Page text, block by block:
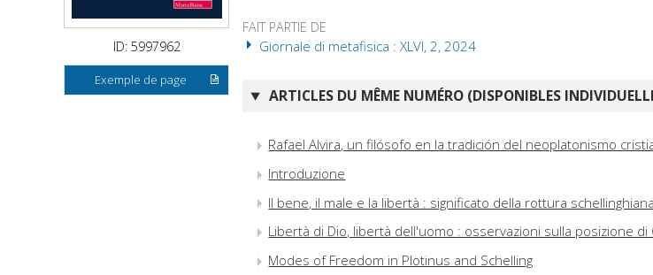
ID: 5997962
Exemple de page
FAIT PARTIE DE
Giornale di metafisica : XLVI, 2, 2024
ARTICLES DU MÊME NUMÉRO (DISPONIBLES
Rafael Alvira, un filósofo en la tradición del neoplatonismo
Introduzione
Il bene, il male e la libertà : significato della rottura schellinghiana
Libertà di Dio, libertà dell'uomo : osservazioni sulla posizione di
Modes of Freedom in Plotinus and Schelling